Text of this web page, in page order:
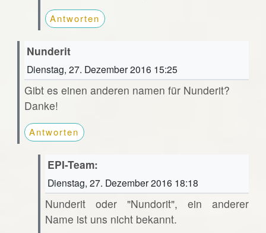
Antworten
Nunderit
Dienstag, 27. Dezember 2016 15:25
Gibt es einen anderen namen für Nunderit?
Danke!
Antworten
EPI-Team:
Dienstag, 27. Dezember 2016 18:18
Nunderit oder "Nundorit", ein anderer
Name ist uns nicht bekannt.